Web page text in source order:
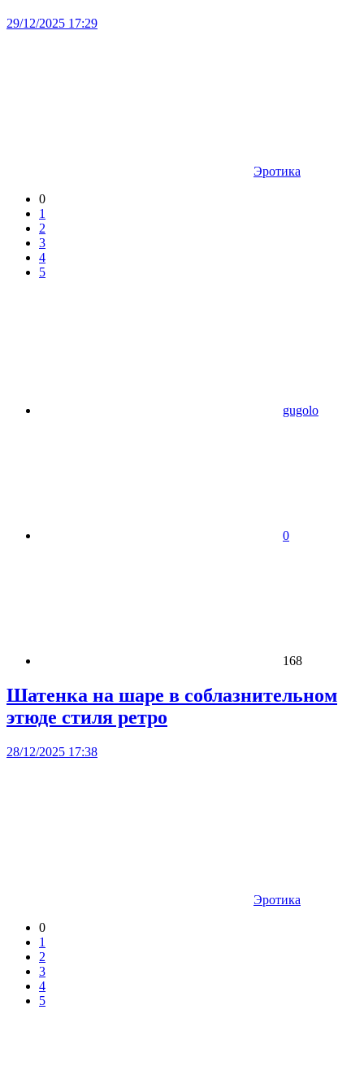
29/12/2025 17:29
Эротика
0
1
2
3
4
5
gugolo
0
168
Шатенка на шаре в соблазнительном
этюде стиля ретро
28/12/2025 17:38
Эротика
0
1
2
3
4
5